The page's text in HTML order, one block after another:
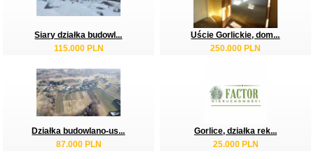
Siary działka budowl...
115.000 PLN
Uście Gorlickie, dom...
250.000 PLN
Działka budowlano-us...
87.000 PLN
Gorlice, działka rek...
25.000 PLN